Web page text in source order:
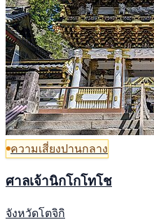
ความเสี่ยงปานกลาง
ศาลเจ้านิกโกโทโช
จังหวัดโตจิกิ